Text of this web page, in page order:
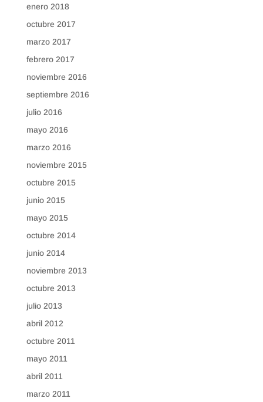
enero 2018
octubre 2017
marzo 2017
febrero 2017
noviembre 2016
septiembre 2016
julio 2016
mayo 2016
marzo 2016
noviembre 2015
octubre 2015
junio 2015
mayo 2015
octubre 2014
junio 2014
noviembre 2013
octubre 2013
julio 2013
abril 2012
octubre 2011
mayo 2011
abril 2011
marzo 2011